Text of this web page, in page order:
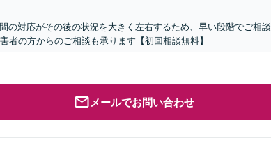
の対応がその後の状況を大きく左右するため、早い段階でご相談
者の方からのご相談も承ります【初回相談無料】
メールでお問い合わせ